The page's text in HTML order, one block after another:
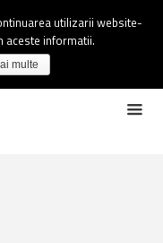
utilizarii website-
aceste informatii.
multe